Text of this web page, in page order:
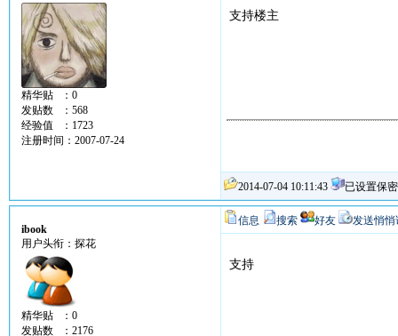
精华贴 ：0
发贴数 ：568
经验值 ：1723
注册时间：2007-07-24
支持楼主
2014-07-04 10:11:43 已设置保密
ibook
用户头衔：探花
精华贴 ：0
发贴数 ：2176
信息 搜索 好友 发送悄悄
支持